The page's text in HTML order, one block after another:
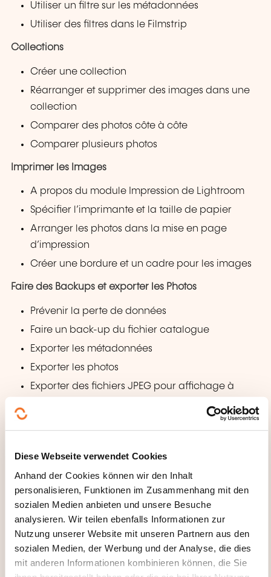
Diese Webseite verwendet Cookies
Anhand der Cookies können wir den Inhalt
personalisieren, Funktionen im Zusammenhang mit den
sozialen Medien anbieten und unsere Besuche
analysieren. Wir teilen ebenfalls Informationen zur
Nutzung unserer Website mit unseren Partnern aus den
sozialen Medien, der Werbung und der Analyse, die dies
mit anderen Informationen kombinieren können, die Sie
Utiliser un filtre sur les métadonnées
Utiliser des filtres dans le Filmstrip
Collections
Créer une collection
Réarranger et supprimer des images dans une
collection
Comparer des photos côte à côte
Comparer plusieurs photos
Imprimer les Images
A propos du module Impression de Lightroom
Spécifier l’imprimante et la taille de papier
Arranger les photos dans la mise en page
d’impression
Créer une bordure et un cadre pour les images
Faire des Backups et exporter les Photos
Prévenir la perte de données
Faire un back-up du fichier catalogue
Exporter les métadonnées
Exporter les photos
Exporter des fichiers JPEG pour affichage à
Exporter en PSD ou TIFF pour éditer plus en
Exporter en Original ou DNG pour l’archivage
Utiliser des prédéfinis d’exportation
WELCHE PÄDAGOGISCHEN
METHODEN WERDEN
ANGEWANDT?
Notre savoir-faire nous a permis de développer une